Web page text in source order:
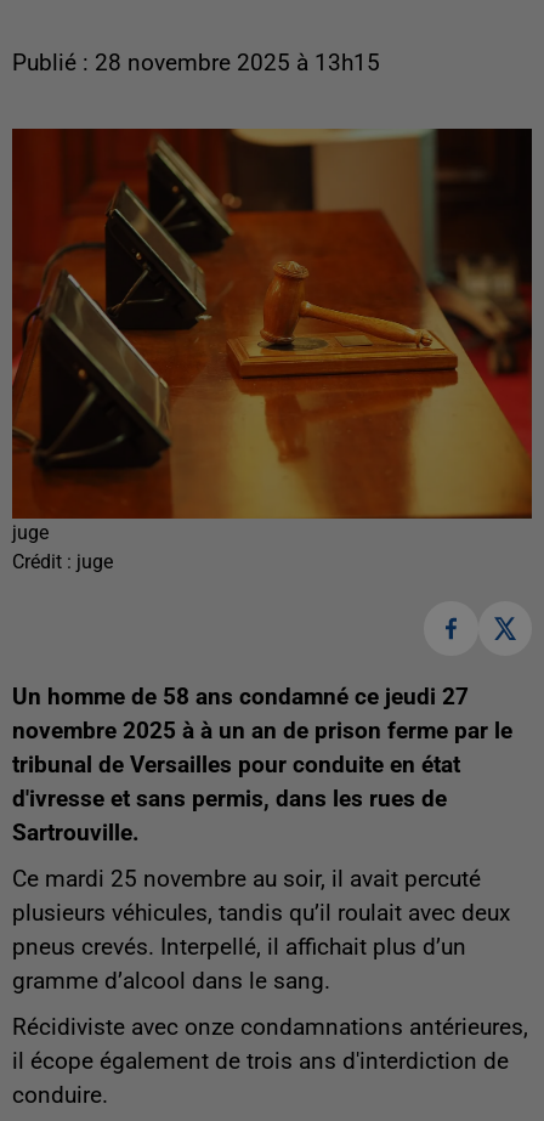
Publié : 28 novembre 2025 à 13h15
juge
Crédit : juge
Un homme de 58 ans condamné ce jeudi 27
novembre 2025 à à un an de prison ferme par le
tribunal de Versailles pour conduite en état
d'ivresse et sans permis, dans les rues de
Sartrouville.
Ce mardi 25 novembre au soir, il avait percuté
plusieurs véhicules, tandis qu’il roulait avec deux
pneus crevés. Interpellé, il affichait plus d’un
gramme d’alcool dans le sang.
Récidiviste avec onze condamnations antérieures,
il écope également de trois ans d'interdiction de
conduire.